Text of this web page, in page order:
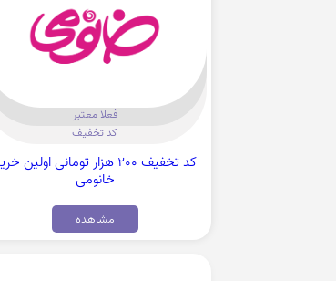
فعلا معتبر
کد تخفیف
کد تخفیف 200 هزار تومانی اولین
خانومی
مشاهده